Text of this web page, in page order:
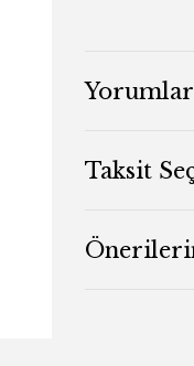
Yorumlar
Taksit